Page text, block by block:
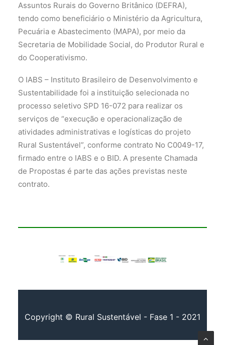
Assuntos Rurais do Governo Britânico (DEFRA),
tendo como beneficiário o Ministério da Agricultura,
Pecuária e Abastecimento (MAPA), por meio da
Secretaria de Mobilidade Social, do Produtor Rural e
do Cooperativismo.
O IABS – Instituto Brasileiro de Desenvolvimento e
Sustentabilidade foi a instituição selecionada no
processo seletivo SPD 16-072 para realizar os
serviços de “execução e operacionalização de
atividades administrativas e logísticas do projeto
Rural Sustentável”, conforme contrato No C0049-17,
firmado entre o IABS e o BID. A presente Chamada
de Propostas é parte das ações previstas neste
contrato.
Copyright © Rural Sustentável - Fase 1 - 2021